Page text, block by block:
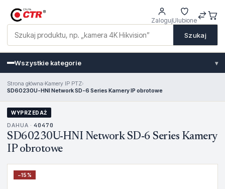
Szukaj
ZalogujUlubione
Wszystkie kategorie ▾
Strona główna›Kamery IP PTZ›
SD60230U-HNI Network SD-6 Series Kamery IP obrotowe
WYPRZEDAŻ
DAHUA · 40470
SD60230U-HNI Network SD-6 Series Kamery
IP obrotowe
−15%